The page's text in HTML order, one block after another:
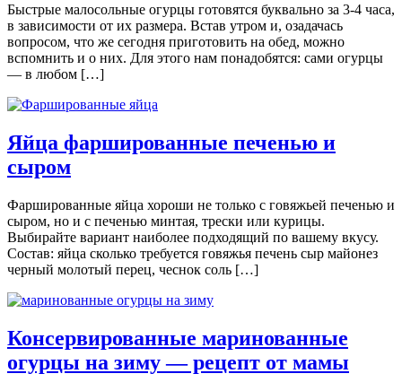
Быстрые малосольные огурцы готовятся буквально за 3-4 часа,
в зависимости от их размера. Встав утром и, озадачась
вопросом, что же сегодня приготовить на обед, можно
вспомнить и о них. Для этого нам понадобятся: сами огурцы
— в любом […]
Яйца фаршированные печенью и
сыром
Фаршированные яйца хороши не только с говяжьей печенью и
сыром, но и с печенью минтая, трески или курицы.
Выбирайте вариант наиболее подходящий по вашему вкусу.
Состав: яйца сколько требуется говяжья печень сыр майонез
черный молотый перец, чеснок соль […]
Консервированные маринованные
огурцы на зиму — рецепт от мамы